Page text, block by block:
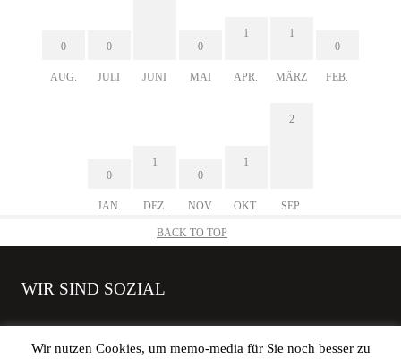
0
AUG.
0
JULI JUNI
0
MAI
1
APR.
1
MÄRZ
0
FEB.
0
JAN.
1
DEZ.
0
NOV.
1
OKT.
2
SEP.
BACK TO TOP
WIR SIND SOZIAL
Wir nutzen Cookies, um memo-media für Sie noch besser zu